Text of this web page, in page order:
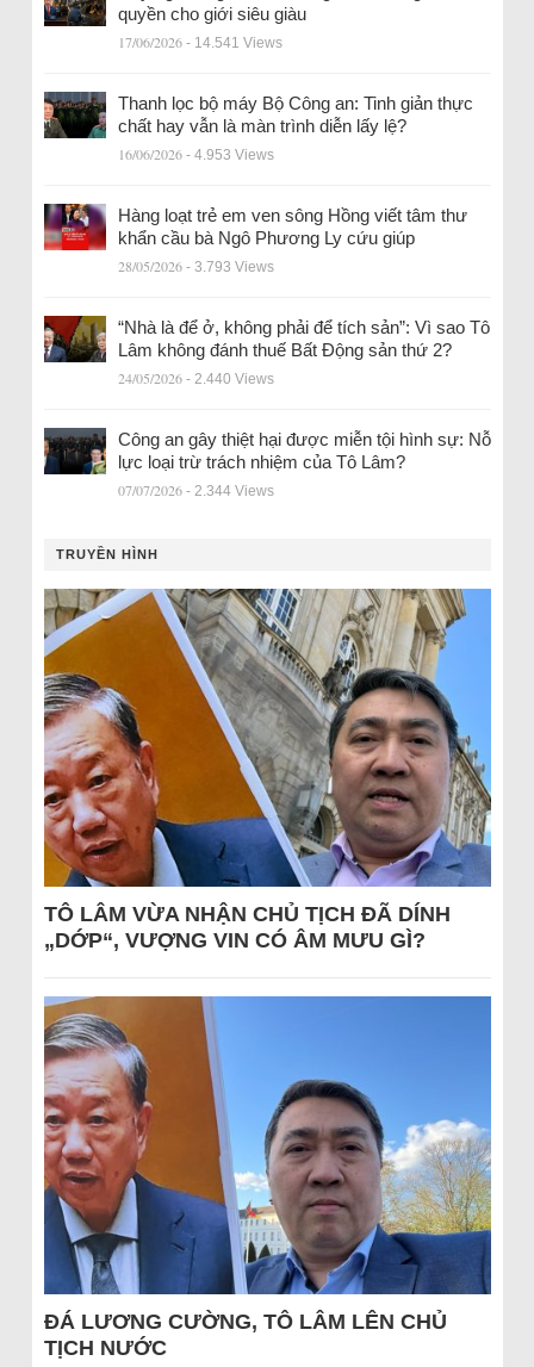
quyền cho giới siêu giàu
17/06/2026 - 14.541 Views
Thanh lọc bộ máy Bộ Công an: Tinh giản thực
chất hay vẫn là màn trình diễn lấy lệ?
16/06/2026 - 4.953 Views
Hàng loạt trẻ em ven sông Hồng viết tâm thư
khẩn cầu bà Ngô Phương Ly cứu giúp
28/05/2026 - 3.793 Views
“Nhà là để ở, không phải để tích sản”: Vì sao Tô
Lâm không đánh thuế Bất Động sản thứ 2?
24/05/2026 - 2.440 Views
Công an gây thiệt hại được miễn tội hình sự: Nỗ
lực loại trừ trách nhiệm của Tô Lâm?
07/07/2026 - 2.344 Views
TRUYỀN HÌNH
TÔ LÂM VỪA NHẬN CHỦ TỊCH ĐÃ DÍNH
„DỚP“, VƯỢNG VIN CÓ ÂM MƯU GÌ?
ĐÁ LƯƠNG CƯỜNG, TÔ LÂM LÊN CHỦ
TỊCH NƯỚC